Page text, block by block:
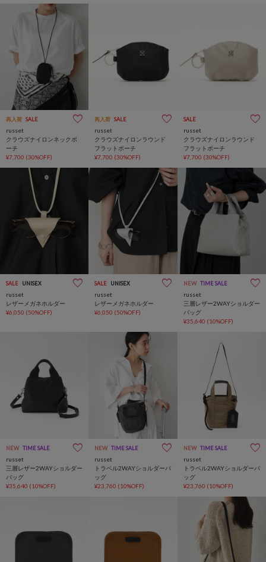
再入荷 SALE
russet
クラウズナイロンネックポ
ーチ
¥7,700 (30%OFF)
再入荷 SALE
russet
クラウズナイロンラウンド
フラットポーチ
¥7,700 (30%OFF)
SALE
russet
クラウズナイロンラウンド
フラットポーチ
¥7,700 (30%OFF)
SALE UNISEX
russet
レザーメガネホルダー
¥6,050 (50%OFF)
SALE UNISEX
russet
レザーメガネホルダー
¥6,050 (50%OFF)
NEW TIME SALE
russet
三層レザー2WAYショルダー
バッグ
¥35,640 (10%OFF)
NEW TIME SALE
russet
三層レザー2WAYショルダー
バッグ
¥35,640 (10%OFF)
NEW TIME SALE
russet
トラベル2WAYショルダーバ
ッグ
¥23,760 (10%OFF)
NEW TIME SALE
russet
トラベル2WAYショルダーバ
ッグ
¥23,760 (10%OFF)